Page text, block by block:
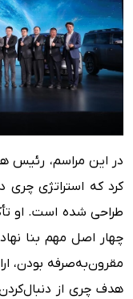
در این مراسم، رئیس
کرد که استراتژی چری
طراحی شده است. او
چهار اصل مهم بنا
مقرون‌به‌صرفه بودن،
هدف چری از